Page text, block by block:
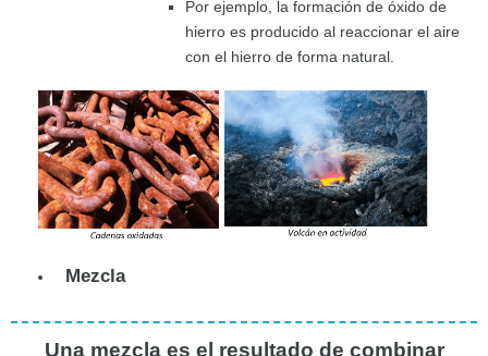
Por ejemplo, la formación de óxido de
hierro es producido al reaccionar el aire
con el hierro de forma natural.
Mezcla
Una mezcla es el resultado de combinar